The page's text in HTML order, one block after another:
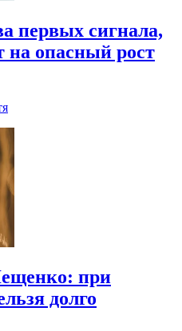
первых сигнала,
на опасный рост
при
долго